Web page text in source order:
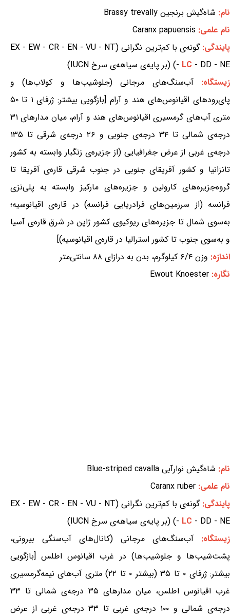
نام: شاه‌گیش برنجین Brassy trevally
نام علمی: Caranx papuensis
پایندگی:
گونه‌ی با کم‌ترین نگرانی (EX - EW - CR - EN - VU - NT
- LC - DD - NE) (بر پایه‌ی سیاهه‌ی سرخ IUCN)
زیستگاه:آب‌سنگ‌های مرجانی (جلوشیب‌ها و کولاب‌ها) و
پای‌رودهای اقیانوس‌های هند و آرام [بازگویی بیشتر: ژرفای ۱ تا ۵۰
متری آب‌های گرمسیری اقیانوس‌های هند و آرام، میان مدارهای ۳۱
درجه‌ی شمالی تا ۳۴ درجه‌ی جنوبی و ۲۶ درجه‌ی شرقی تا ۱۳۵
درجه‌ی غربی از عرض جغرافیایی (از جزیره‌ی زنگبار وابسته به کشور
تانزانیا و کشور آفریقای جنوبی در جنوب شرقی قاره‌ی آفریقا تا
گروه‌جزیره‌های کارولین و جزیره‌های مارکیز وابسته به پلی‌نزی
فرانسه (از سرزمین‌های فرادریایی فرانسه) در قاره‌ی اقیانوسیه؛
به‌سوی شمال تا جزیره‌های ریوکیوی کشور ژاپن در شرق قاره‌ی آسیا
و به‌سوی جنوب تا کشور استرالیا در قاره‌ی اقیانوسیه)]
اندازه: وزن ۶/۴ کیلوگرم، بدن به درازای ۸۸ سانتی‌متر
نگاره: Ewout Knoester
نام: شاه‌گیش نوارآبی Blue-striped cavalla
نام علمی: Caranx ruber
پایندگی:
گونه‌ی با کم‌ترین نگرانی (EX - EW - CR - EN - VU - NT
- LC - DD - NE) (بر پایه‌ی سیاهه‌ی سرخ IUCN)
زیستگاه: آب‌سنگ‌های مرجانی (کانال‌های آب‌سنگی بیرونی،
پشت‌شیب‌ها و جلوشیب‌ها) در غرب اقیانوس اطلس [بازگویی
بیشتر: ژرفای ۰ تا ۳۵ (بیشتر ۰ تا ۲۲) متری آب‌های نیمه‌گرمسیری
غرب اقیانوس اطلس، میان مدارهای ۳۵ درجه‌ی شمالی تا ۳۳
درجه‌ی شمالی و ۱۰۰ درجه‌ی غربی تا ۳۳ درجه‌ی غربی از عرض